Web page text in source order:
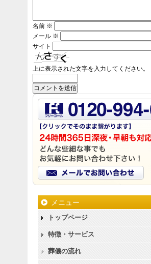
名前 ※
メール ※
サイト
上に表示された文字を入力してください。
メニュー
トップページ
特徴・サービス
葬儀の流れ